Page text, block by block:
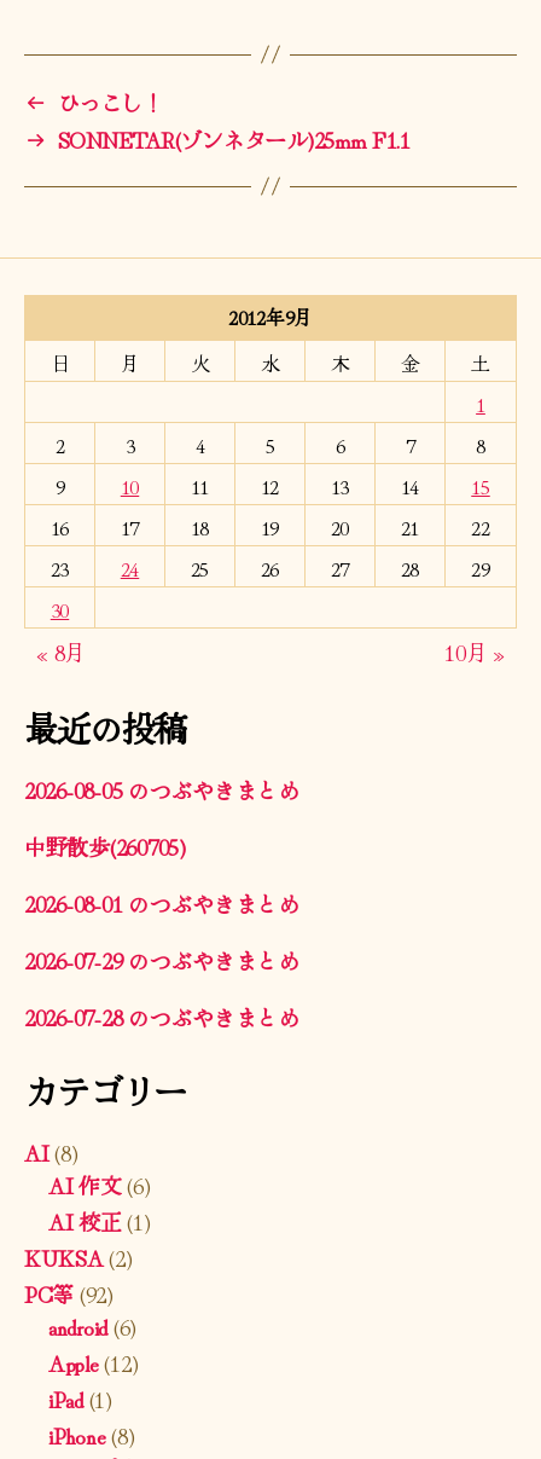
← ひっこし！
→ SONNETAR(ゾンネタール)25mm F1.1
2012年9月
日
月 火 水 木 金
土
1
2
3 4 5 6 7
8
9
10 11 12 13 14
15
16
17 18 19 20 21
22
23
24 25 26 27 28
29
30
« 8月 10月 »
最近の投稿
2026-08-05 のつぶやきまとめ
中野散歩(260705)
2026-08-01 のつぶやきまとめ
2026-07-29 のつぶやきまとめ
2026-07-28 のつぶやきまとめ
カテゴリー
AI(8)
AI 作文(6)
AI 校正(1)
KUKSA(2)
PC等(92)
android(6)
Apple(12)
iPad(1)
iPhone(8)